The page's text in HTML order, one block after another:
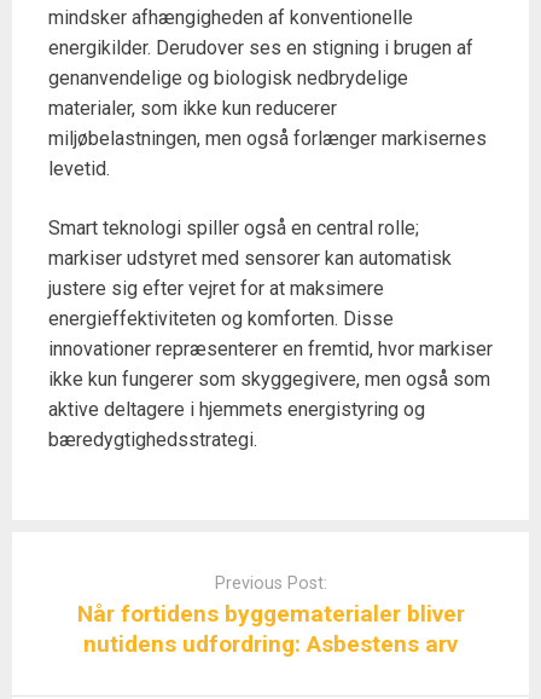
mindsker afhængigheden af konventionelle
energikilder. Derudover ses en stigning i brugen af
genanvendelige og biologisk nedbrydelige
materialer, som ikke kun reducerer
miljøbelastningen, men også forlænger markisernes
levetid.
Smart teknologi spiller også en central rolle;
markiser udstyret med sensorer kan automatisk
justere sig efter vejret for at maksimere
energieffektiviteten og komforten. Disse
innovationer repræsenterer en fremtid, hvor markiser
ikke kun fungerer som skyggegivere, men også som
aktive deltagere i hjemmets energistyring og
bæredygtighedsstrategi.
Previous Post:
Når fortidens byggematerialer bliver
nutidens udfordring: Asbestens arv